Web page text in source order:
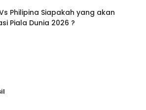
Philipina Siapakah yang akan
Piala Dunia 2026 ?